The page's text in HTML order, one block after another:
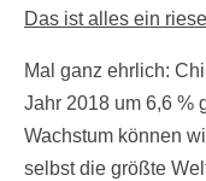
Das ist alles ein
Mal ganz ehrlich:
Jahr 2018 um 6,6 %
Wachstum können
selbst die größte